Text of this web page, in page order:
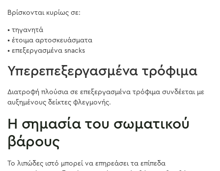
Βρίσκονται κυρίως σε:
• τηγανητά
• έτοιμα αρτοσκευάσματα
• επεξεργασμένα snacks
Υπερεπεξεργασμένα τρόφιμα
Διατροφή πλούσια σε επεξεργασμένα τρόφιμα συνδέεται με
αυξημένους δείκτες φλεγμονής.
Η σημασία του σωματικού
βάρους
Το λιπώδες ιστό μπορεί να επηρεάσει τα επίπεδα